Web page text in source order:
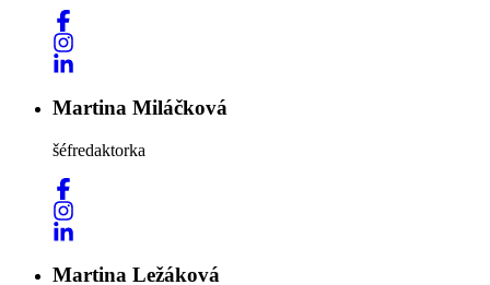
Martina Miláčková
šéfredaktorka
Martina Ležáková